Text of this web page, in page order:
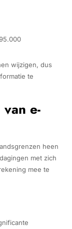
wijzigen, dus
te
e-
heen
met zich
mee te